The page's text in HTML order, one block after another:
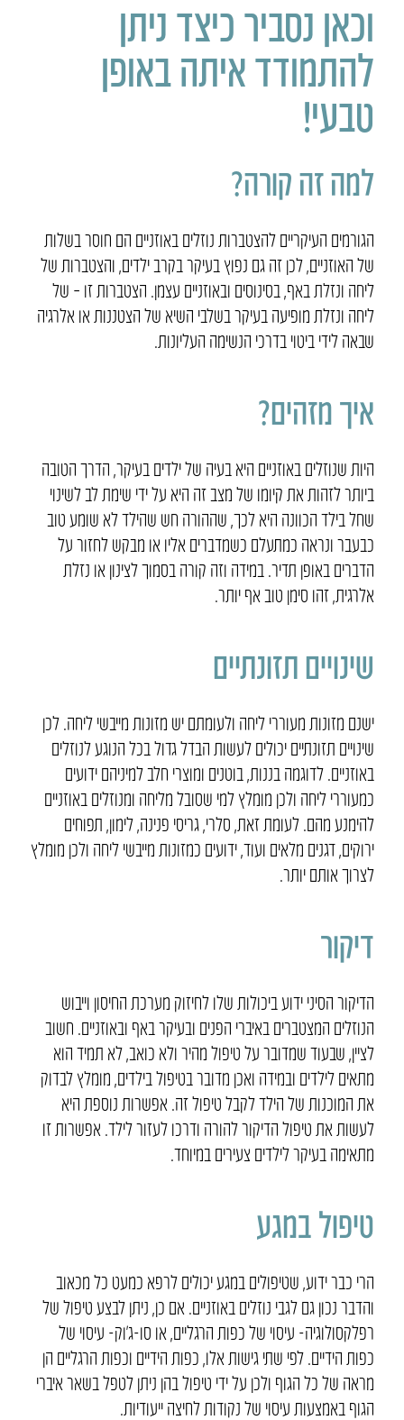
וכאן נסביר כיצד ניתן
להתמודד איתה באופן
טבעי!
למה זה קורה?
הגורמים העיקריים להצטברות נוזלים באוזניים הם חוסר בשלות
של האוזניים, לכן זה גם נפוץ בעיקר בקרב ילדים, והצטברות של
ליחה ונזלת באף, בסינוסים ובאוזניים עצמן. הצטברות זו – של
ליחה ונזלת מופיעה בעיקר בשלבי השיא של הצטננות או אלרגיה
שבאה לידי ביטוי בדרכי הנשימה העליונות.
איך מזהים?
היות שנוזלים באוזניים היא בעיה של ילדים בעיקר, הדרך הטובה
ביותר לזהות את קיומו של מצב זה היא על ידי שימת לב לשינוי
שחל בילד הכוונה היא לכך, שההורה חש שהילד לא שומע טוב
כבעבר ונראה כמתעלם כשמדברים אליו או מבקש לחזור על
הדברים באופן תדיר. במידה וזה קורה בסמוך לצינון או נזלת
אלרגית, זהו סימן טוב אף יותר.
שינויים תזונתיים
ישנם מזונות מעוררי ליחה ולעומתם יש מזונות מייבשי ליחה. לכן
שינויים תזונתיים יכולים לעשות הבדל גדול בכל הנוגע לנוזלים
באוזניים. לדוגמה בננות, בוטנים ומוצרי חלב למיניהם ידועים
כמעוררי ליחה ולכן מומלץ למי שסובל מליחה ומנוזלים באוזניים
להימנע מהם. לעומת זאת, סלרי, גריסי פנינה, לימון, תפוחים
ירוקים, דגנים מלאים ועוד, ידועים כמזונות מייבשי ליחה ולכן מומלץ
לצרוך אותם יותר.
דיקור
הדיקור הסיני ידוע ביכולות שלו לחיזוק מערכת החיסון וייבוש
הנוזלים המצטברים באיברי הפנים ובעיקר באף ובאוזניים. חשוב
לציין, שבעוד שמדובר על טיפול מהיר ולא כואב, לא תמיד הוא
מתאים לילדים ובמידה ואכן מדובר בטיפול בילדים, מומלץ לבדוק
את המוכנות של הילד לקבל טיפול זה. אפשרות נוספת היא
לעשות את טיפול הדיקור להורה ודרכו לעזור לילד. אפשרות זו
מתאימה בעיקר לילדים צעירים במיוחד.
טיפול במגע
הרי כבר ידוע, שטיפולים במגע יכולים לרפא כמעט כל מכאוב
והדבר נכון גם לגבי נוזלים באוזניים. אם כן, ניתן לבצע טיפול של
רפלקסולוגיה- עיסוי של כפות הרגליים, או סו-ג’וק- עיסוי של
כפות הידיים. לפי שתי גישות אלו, כפות הידיים וכפות הרגליים הן
מראה של כל הגוף ולכן על ידי טיפול בהן ניתן לטפל בשאר איברי
הגוף באמצעות עיסוי של נקודות לחיצה ייעודיות.